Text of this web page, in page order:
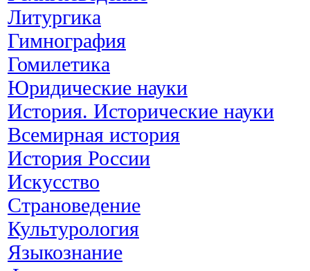
Литургика
Гимнография
Гомилетика
Юридические науки
История. Исторические науки
Всемирная история
История России
Искусство
Страноведение
Культурология
Языкознание